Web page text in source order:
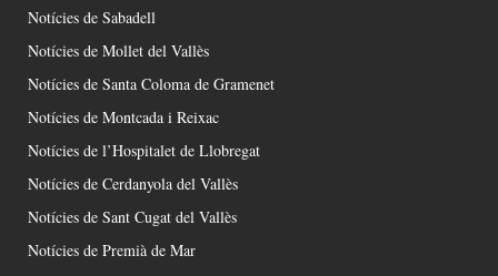
Notícies de Sabadell
Notícies de Mollet del Vallès
Notícies de Santa Coloma de Gramenet
Notícies de Montcada i Reixac
Notícies de l’Hospitalet de Llobregat
Notícies de Cerdanyola del Vallès
Notícies de Sant Cugat del Vallès
Notícies de Premià de Mar